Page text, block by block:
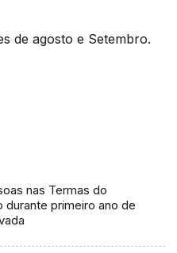
de agosto e Setembro.
nas Termas do
durante primeiro ano de